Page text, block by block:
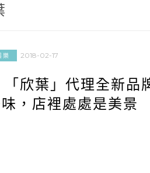
樂 2018-02-17
欣葉」代理全新品
，店裡處處是美景